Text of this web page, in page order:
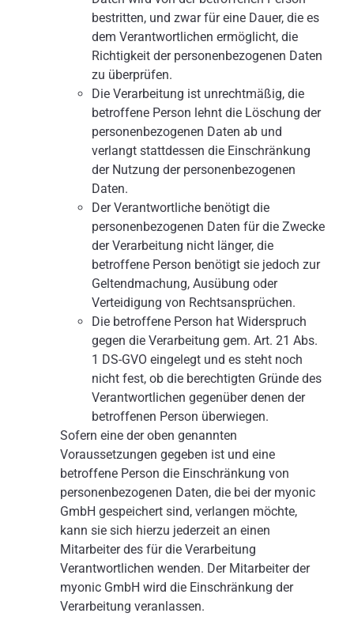
bestritten, und zwar für eine Dauer, die es
dem Verantwortlichen ermöglicht, die
Richtigkeit der personenbezogenen Daten
zu überprüfen.
Die Verarbeitung ist unrechtmäßig, die
betroffene Person lehnt die Löschung der
personenbezogenen Daten ab und
verlangt stattdessen die Einschränkung
der Nutzung der personenbezogenen
Daten.
Der Verantwortliche benötigt die
personenbezogenen Daten für die Zwecke
der Verarbeitung nicht länger, die
betroffene Person benötigt sie jedoch zur
Geltendmachung, Ausübung oder
Verteidigung von Rechtsansprüchen.
Die betroffene Person hat Widerspruch
gegen die Verarbeitung gem. Art. 21 Abs.
1 DS-GVO eingelegt und es steht noch
nicht fest, ob die berechtigten Gründe des
Verantwortlichen gegenüber denen der
betroffenen Person überwiegen.
Sofern eine der oben genannten
Voraussetzungen gegeben ist und eine
betroffene Person die Einschränkung von
personenbezogenen Daten, die bei der myonic
GmbH gespeichert sind, verlangen möchte,
kann sie sich hierzu jederzeit an einen
Mitarbeiter des für die Verarbeitung
Verantwortlichen wenden. Der Mitarbeiter der
myonic GmbH wird die Einschränkung der
Verarbeitung veranlassen.